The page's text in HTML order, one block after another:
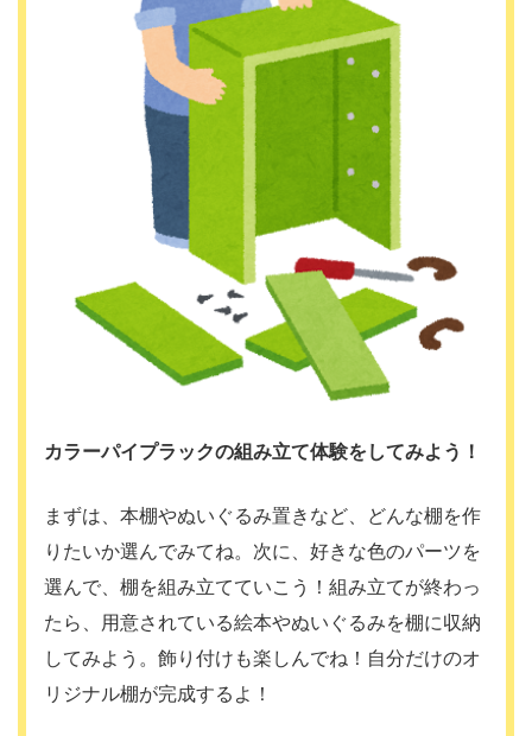
カラーパイプラックの組み立て体験をしてみよう！
まずは、本棚やぬいぐるみ置きなど、どんな棚を作
りたいか選んでみてね。次に、好きな色のパーツを
選んで、棚を組み立てていこう！組み立てが終わっ
たら、用意されている絵本やぬいぐるみを棚に収納
してみよう。飾り付けも楽しんでね！自分だけのオ
リジナル棚が完成するよ！